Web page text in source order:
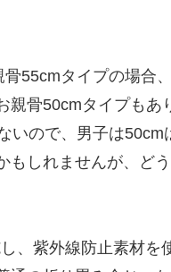
55cmタイプの場合
親骨50cmタイプもあ
いので、男子は50cm
しれませんが、ど
、紫外線防止素材を